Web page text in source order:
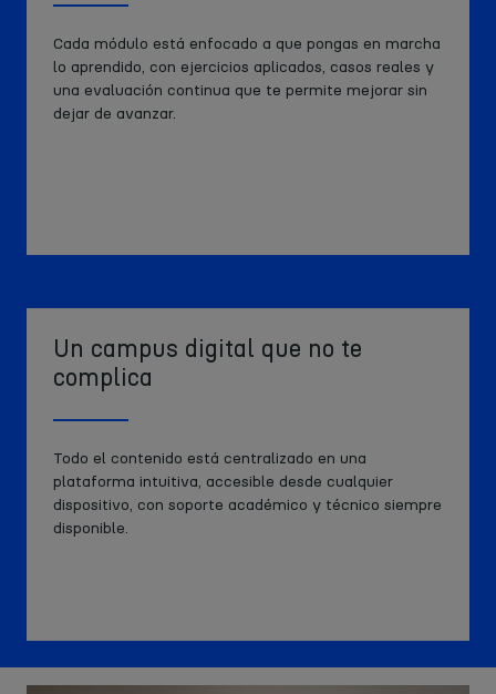
Cada módulo está enfocado a que pongas en marcha
lo aprendido, con ejercicios aplicados, casos reales y
una evaluación continua que te permite mejorar sin
dejar de avanzar.
Un campus digital que no te
complica
Todo el contenido está centralizado en una
plataforma intuitiva, accesible desde cualquier
dispositivo, con soporte académico y técnico siempre
disponible.